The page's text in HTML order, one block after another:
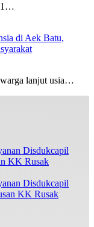
1…
di Aek Batu,
warga lanjut usia…
Disdukcapil
KK Rusak